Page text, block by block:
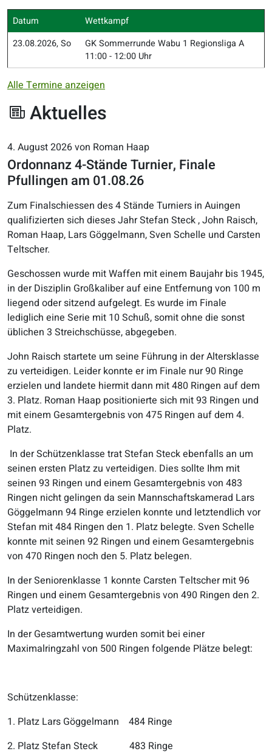
Datum
Wettkampf
23.08.2026, So
GK Sommerrunde Wabu 1 Regionsliga A
11:00 - 12:00 Uhr
Alle Termine anzeigen
Aktuelles
4. August 2026 von Roman Haap
Ordonnanz 4-Stände Turnier, Finale
Pfullingen am 01.08.26
Zum Finalschiessen des 4 Stände Turniers in Auingen
qualifizierten sich dieses Jahr Stefan Steck , John Raisch,
Roman Haap, Lars Göggelmann, Sven Schelle und Carsten
Teltscher.
Geschossen wurde mit Waffen mit einem Baujahr bis 1945,
in der Disziplin Großkaliber auf eine Entfernung von 100 m
liegend oder sitzend aufgelegt. Es wurde im Finale
lediglich eine Serie mit 10 Schuß, somit ohne die sonst
üblichen 3 Streichschüsse, abgegeben.
John Raisch startete um seine Führung in der Altersklasse
zu verteidigen. Leider konnte er im Finale nur 90 Ringe
erzielen und landete hiermit dann mit 480 Ringen auf dem
3. Platz. Roman Haap positionierte sich mit 93 Ringen und
mit einem Gesamtergebnis von 475 Ringen auf dem 4.
Platz.
In der Schützenklasse trat Stefan Steck ebenfalls an um
seinen ersten Platz zu verteidigen. Dies sollte Ihm mit
seinen 93 Ringen und einem Gesamtergebnis von 483
Ringen nicht gelingen da sein Mannschaftskamerad Lars
Göggelmann 94 Ringe erzielen konnte und letztendlich vor
Stefan mit 484 Ringen den 1. Platz belegte. Sven Schelle
konnte mit seinen 92 Ringen und einem Gesamtergebnis
von 470 Ringen noch den 5. Platz belegen.
In der Seniorenklasse 1 konnte Carsten Teltscher mit 96
Ringen und einem Gesamtergebnis von 490 Ringen den 2.
Platz verteidigen.
In der Gesamtwertung wurden somit bei einer
Maximalringzahl von 500 Ringen folgende Plätze belegt:
Schützenklasse:
1. Platz Lars Göggelmann 484 Ringe
2. Platz Stefan Steck 483 Ringe